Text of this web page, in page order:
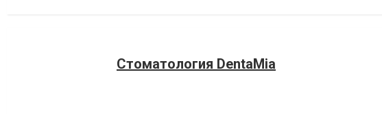
Стоматология DentaMia